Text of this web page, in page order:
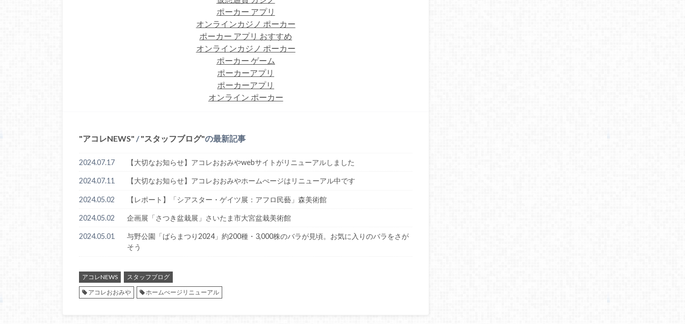
ポーカー アプリ
オンラインカジノ ポーカー
ポーカー アプリ おすすめ
オンラインカジノ ポーカー
ポーカー ゲーム
ポーカーアプリ
ポーカーアプリ
オンライン ポーカー
アコレNEWS / スタッフブログ の最新記事
2024.07.17 【大切なお知らせ】アコレおおみやwebサイトがリニューアルしました
2024.07.11 【大切なお知らせ】アコレおおみやホームぺージはリニューアル中です
2024.05.02 【レポート】「シアスター・ゲイツ展：アフロ民藝」森美術館
2024.05.02 企画展「さつき盆栽展」さいたま市大宮盆栽美術館
2024.05.01
与野公園「ばらまつり2024」約200種・3,000株のバラが見頃。お気に入りのバラをさが
そう
アコレNEWS
スタッフブログ
アコレおおみや
ホームぺージリニューアル